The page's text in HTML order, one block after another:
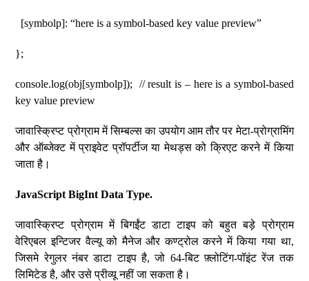
[symbolp]: “here is a symbol-based key value preview”
};
console.log(obj[symbolp]); // result is – here is a symbol-based
key value preview
जावास्क्रिप्ट प्रोग्राम में सिम्बल्स का उपयोग आम तौर पर मेटा-प्रोग्रामिंग
और ऑब्जेक्ट में प्राइवेट प्रॉपर्टीज या मेथड्स को क्रिएट करने में किया
जाता है।
JavaScript BigInt Data Type.
जावास्क्रिप्ट प्रोग्राम में बिगईंट डाटा टाइप को बहुत बड़े प्रोग्राम
वेरिएबल इन्टिजर वैल्यू को मैनेज और कण्ट्रोल करने में किया गया था,
जिसमे रेगुलर नंबर डाटा टाइप है, जो 64-बिट फ़्लोटिंग-पॉइंट रेंज तक
लिमिटेड है, और उसे प्रीव्यू नहीं जा सकता है।